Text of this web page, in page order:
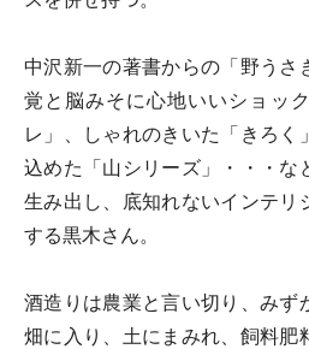
中沢新一の著書からの「野うさ
覚と脳みそに心地いいショッ
レ」、しゃれのきいた「きろく
込めた「山シリーズ」・・・な
生み出し、底知れないインテリ
する黒木さん。
酒造りは農業と言い切り、みず
畑に入り、土にまみれ、飼料肥